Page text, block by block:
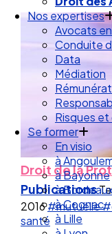
Droit des
Nos expertises
Avocats
Conduite
Data
Médiation
Risques
Se former
En visio
à
à Bayonne
à
à Cognac
Droit de la
Publications
2016#mutuelle
santé